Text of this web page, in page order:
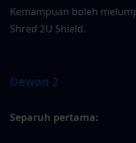
Kemampuan boleh
Shred 2U Shield.
Dewan 2
Separuh pertama: